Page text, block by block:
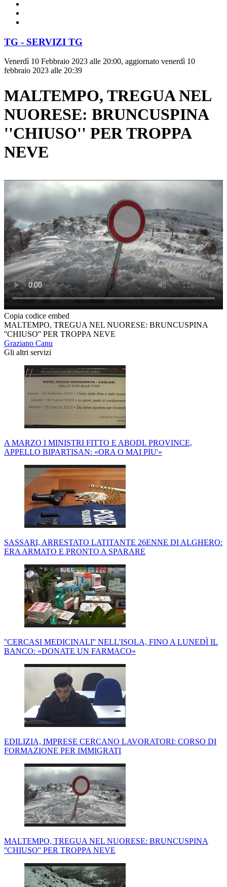
TG - SERVIZI TG
Venerdì 10 Febbraio 2023 alle 20:00, aggiornato venerdì 10
febbraio 2023 alle 20:39
MALTEMPO, TREGUA NEL
NUORESE: BRUNCUSPINA
''CHIUSO'' PER TROPPA
NEVE
Copia codice embed
MALTEMPO, TREGUA NEL NUORESE: BRUNCUSPINA
''CHIUSO'' PER TROPPA NEVE
Graziano Canu
Gli altri servizi
A MARZO I MINISTRI FITTO E ABODI. PROVINCE,
APPELLO BIPARTISAN: «ORA O MAI PIU'»
SASSARI, ARRESTATO LATITANTE 26ENNE DI ALGHERO:
ERA ARMATO E PRONTO A SPARARE
''CERCASI MEDICINALI'' NELL'ISOLA, FINO A LUNEDÌ IL
BANCO: «DONATE UN FARMACO»
EDILIZIA, IMPRESE CERCANO LAVORATORI: CORSO DI
FORMAZIONE PER IMMIGRATI
MALTEMPO, TREGUA NEL NUORESE: BRUNCUSPINA
''CHIUSO'' PER TROPPA NEVE